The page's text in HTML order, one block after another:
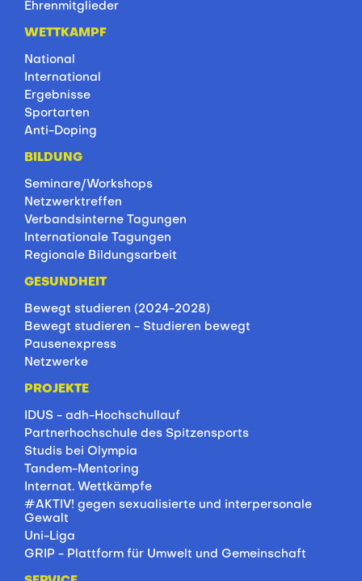
Ehrenmitglieder
WETTKAMPF
National
International
Ergebnisse
Sportarten
Anti-Doping
BILDUNG
Seminare/Workshops
Netzwerktreffen
Verbandsinterne Tagungen
Internationale Tagungen
Regionale Bildungsarbeit
GESUNDHEIT
Bewegt studieren (2024-2028)
Bewegt studieren - Studieren bewegt
Pausenexpress
Netzwerke
PROJEKTE
IDUS - adh-Hochschullauf
Partnerhochschule des Spitzensports
Studis bei Olympia
Tandem-Mentoring
Internat. Wettkämpfe
#AKTIV! gegen sexualisierte und interpersonale
Gewalt
Uni-Liga
GRIP - Plattform für Umwelt und Gemeinschaft